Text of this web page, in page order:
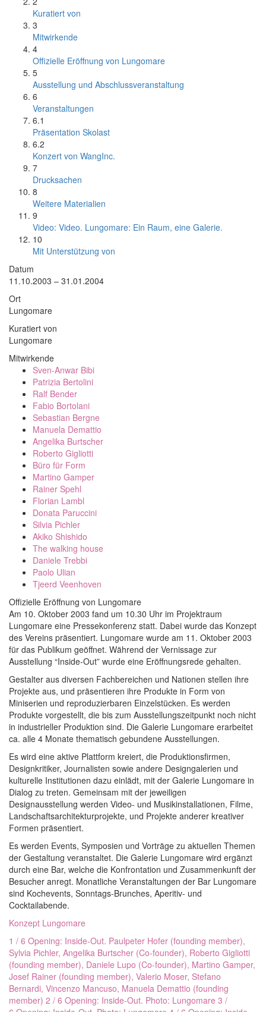
Kuratiert von
3
Mitwirkende
4
Offizielle Eröffnung von Lungomare
5
Ausstellung und Abschlussveranstaltung
6
Veranstaltungen
6.1
Präsentation Skolast
6.2
Konzert von WangInc.
7
Drucksachen
8
Weitere Materialien
9
Video: Video. Lungomare: Ein Raum, eine Galerie.
10
Mit Unterstützung von
Datum
11.10.2003 – 31.01.2004
Ort
Lungomare
Kuratiert von
Lungomare
Mitwirkende
Sven-Anwar Bibi
Patrizia Bertolini
Ralf Bender
Fabio Bortolani
Sebastian Bergne
Manuela Demattio
Angelika Burtscher
Roberto Gigliotti
Büro für Form
Martino Gamper
Rainer Spehl
Florian Lambl
Donata Paruccini
Silvia Pichler
Akiko Shishido
The walking house
Daniele Trebbi
Paolo Ulian
Tjeerd Veenhoven
Offizielle Eröffnung von Lungomare
Am 10. Oktober 2003 fand um 10.30 Uhr im Projektraum
Lungomare eine Pressekonferenz statt. Dabei wurde das Konzept
des Vereins präsentiert. Lungomare wurde am 11. Oktober 2003
für das Publikum geöffnet. Während der Vernissage zur
Ausstellung “Inside-Out” wurde eine Eröffnungsrede gehalten.
Gestalter aus diversen Fachbereichen und Nationen stellen ihre
Projekte aus, und präsentieren ihre Produkte in Form von
Miniserien und reproduzierbaren Einzelstücken. Es werden
Produkte vorgestellt, die bis zum Ausstellungszeitpunkt noch nicht
in industrieller Produktion sind. Die Galerie Lungomare erarbeitet
ca. alle 4 Monate thematisch gebundene Ausstellungen.
Es wird eine aktive Plattform kreiert, die Produktionsfirmen,
Designkritiker, Journalisten sowie andere Designgalerien und
kulturelle Institutionen dazu einlädt, mit der Galerie Lungomare in
Dialog zu treten. Gemeinsam mit der jeweiligen
Designausstellung werden Video- und Musikinstallationen, Filme,
Landschaftsarchitekturprojekte, und Projekte anderer kreativer
Formen präsentiert.
Es werden Events, Symposien und Vorträge zu aktuellen Themen
der Gestaltung veranstaltet. Die Galerie Lungomare wird ergänzt
durch eine Bar, welche die Konfrontation und Zusammenkunft der
Besucher anregt. Monatliche Veranstaltungen der Bar Lungomare
sind Kochevents, Sonntags-Brunches, Aperitiv- und
Cocktailabende.
Konzept Lungomare
1 / 6 Opening: Inside-Out. Paulpeter Hofer (founding member),
Sylvia Pichler, Angelika Burtscher (Co-founder), Roberto Gigliotti
(founding member), Daniele Lupo (Co-founder), Martino Gamper,
Josef Rainer (founding member), Valerio Moser, Stefano
Bernardi, Vincenzo Mancuso, Manuela Demattio (founding
member) 2 / 6 Opening: Inside-Out. Photo: Lungomare 3 /